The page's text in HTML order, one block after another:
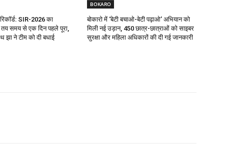
रिकॉर्ड: SIR-2026 का
तय समय से एक दिन पहले पूरा,
झा ने टीम को दी बधाई
BOKARO
बोकारो में ‘बेटी बचाओ-बेटी पढ़ाओ’ अभियान को
मिली नई उड़ान, 450 छात्र-छात्राओं को साइबर
सुरक्षा और महिला अधिकारों की दी गई जानकारी